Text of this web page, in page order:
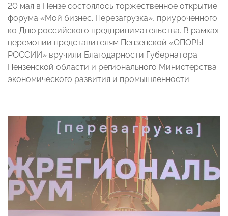
20 мая в Пензе состоялось торжественное открытие
форума «Мой бизнес. Перезагрузка», приуроченного
ко Дню российского предпринимательства. В рамках
церемонии представителям Пензенской «ОПОРЫ
РОССИИ» вручили Благодарности Губернатора
Пензенской области и регионального Министерства
экономического развития и промышленности.